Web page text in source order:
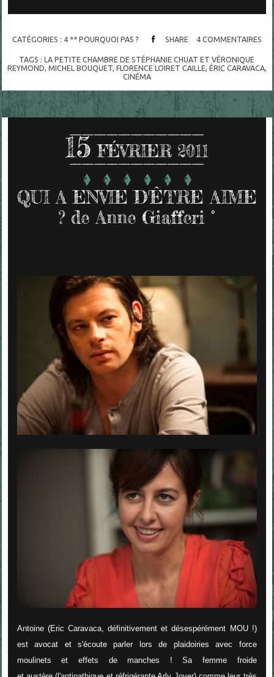
CATÉGORIES : 4 ** POURQUOI PAS ? SHARE 4 COMMENTAIRES
TAGS :LA PETITE CHAMBRE DE STÉPHANIE CHUAT ET VÉRONIQUE
REYMOND, MICHEL BOUQUET, FLORENCE LOIRET CAILLE, ÉRIC CARAVACA,
CINÉMA
15 FÉVRIER 2011
QUI A ENVIE D'ÊTRE AIME
? de Anne Giafferi °
Antoine (Eric Caravaca, définitivement et désespérément MOU !)
est avocat et s'écoute parler lors de plaidoiries avec force
moulinets et effets de manches ! Sa femme froide